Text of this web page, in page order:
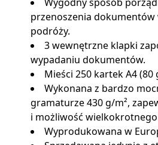
przenoszenia dokumentów
podróży.
3 wewnętrzne klapki
wypadaniu dokumentów.
Mieści 250 kartek A4 (80
Wykonana z bardzo
gramaturze 430 g/m²,
i możliwość
Wyprodukowana w